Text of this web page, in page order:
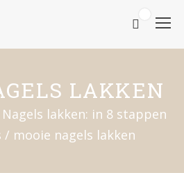
LAKKEN
Nagels lakken: in 8 stappen
/ mooie nagels lakken